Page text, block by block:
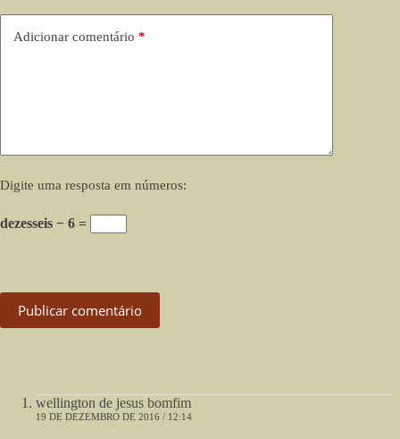
Adicionar comentário *
Digite uma resposta em números:
dezesseis − 6 =
Publicar comentário
wellington de jesus bomfim
19 DE DEZEMBRO DE 2016 / 12:14